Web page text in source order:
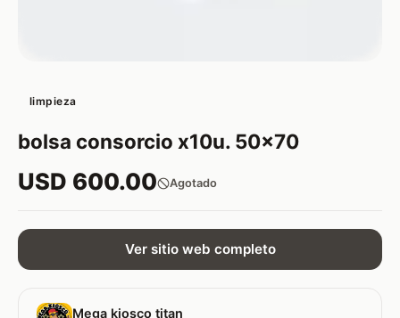
limpieza
bolsa consorcio x10u. 50x70
USD 600.00 Agotado
Ver sitio web completo
Mega kiosco titan